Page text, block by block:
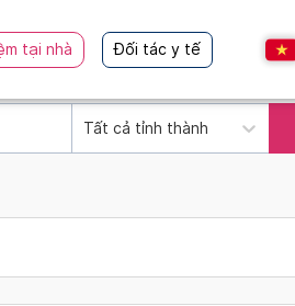
tại nhà Đối tác y tế
Tất cả tỉnh thành